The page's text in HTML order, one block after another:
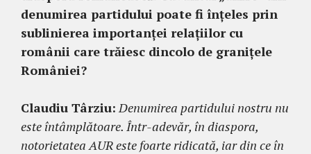
denumirea partidului poate fi înțeles prin
sublinierea importanței relațiilor cu
românii care trăiesc dincolo de granițele
României?
Claudiu Târziu: Denumirea partidului nostru nu
este întâmplătoare. Într-adevăr, în diaspora,
notorietatea AUR este foarte ridicată, iar din ce în